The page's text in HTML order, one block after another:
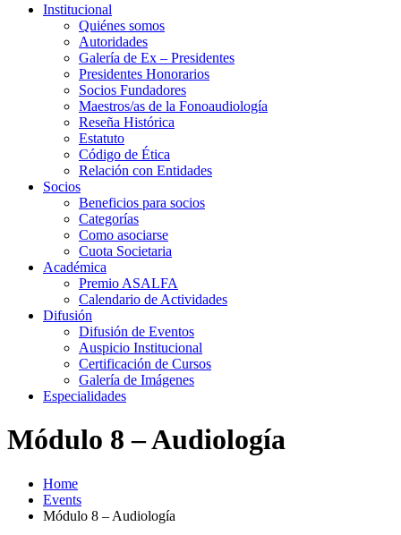
Institucional
Quiénes somos
Autoridades
Galería de Ex – Presidentes
Presidentes Honorarios
Socios Fundadores
Maestros/as de la Fonoaudiología
Reseña Histórica
Estatuto
Código de Ética
Relación con Entidades
Socios
Beneficios para socios
Categorías
Como asociarse
Cuota Societaria
Académica
Premio ASALFA
Calendario de Actividades
Difusión
Difusión de Eventos
Auspicio Institucional
Certificación de Cursos
Galería de Imágenes
Especialidades
Módulo 8 – Audiología
Home
Events
Módulo 8 – Audiología